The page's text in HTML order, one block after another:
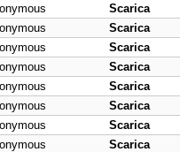
Scarica
Scarica
Scarica
Scarica
Scarica
Scarica
Scarica
Scarica